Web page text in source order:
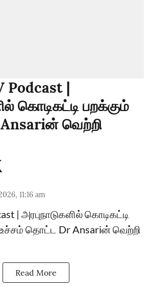
Podcast |
கொடிகட்டி பறக்கும்
Ansariன் வெற்றி
11:16 am
| அரபுநாடுகளில் கொடிகட்டி
உச்சம் தொட்ட Dr Ansariன் வெற்றி
Read More